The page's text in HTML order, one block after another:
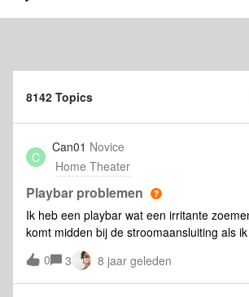
8142 Topics
C
Can01 Novice
Home Theater
Playbar problemen
Ik heb een playbar wat een irritante
komt midden bij de stroomaansluiting als
trek behalve de stroom hoor je nog steeds
0 3 8 jaar geleden